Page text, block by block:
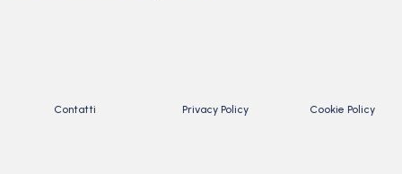
Contatti Privacy Policy Cookie Policy